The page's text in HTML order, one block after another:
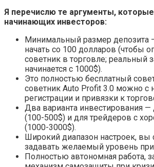
Я перечислю те аргументы,
начинающих инвесторов:
Минимальный размер
начать со 100 долларов (чтобы
советник в торговле; реальный
начинается с 1000$).
Это полностью бесплатный
советник Auto Profit 3.0 можно с
регистрации и привязки к
Два варианта инвестирования
(100-500$) и для трейдеров с
(1000-3000$).
Широкий диапазон настроек,
задавать желаемый уровень
Полностью автономная работа,